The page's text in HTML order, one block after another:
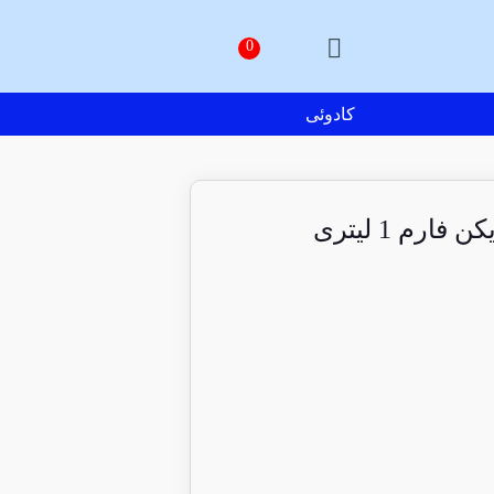
کادوئی
1 لیتری